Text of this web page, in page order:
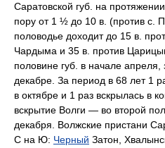
Саратовской губ. на
пору от 1 ½ до 10 в. (против с.
половодье доходит до 15 в.
Чардыма и 35 в. против
половине губ. в начале
декабре. За период в 68 лет 1
в октябре и 1 раз вскрылась в
вскрытие Волги — во второй
декабря. Волжские пристани
С на Ю: Черный Затон,